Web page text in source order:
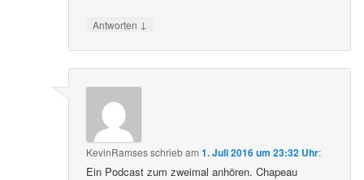
Antworten ↓
KevinRamsesschriebam1. Juli 2016 um 23:32 Uhr:
Ein Podcast zum zweimal anhören. Chapeau